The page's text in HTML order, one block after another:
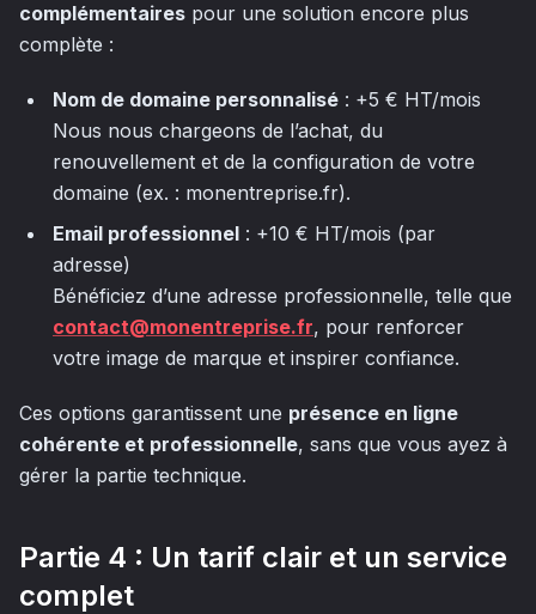
complémentaires pour une solution encore plus
complète :
Nom de domaine personnalisé : +5 € HT/mois
Nous nous chargeons de l’achat, du
renouvellement et de la configuration de votre
domaine (ex. : monentreprise.fr).
Email professionnel : +10 € HT/mois (par
adresse)
Bénéficiez d’une adresse professionnelle, telle que
contact@monentreprise.fr, pour renforcer
votre image de marque et inspirer confiance.
Ces options garantissent une présence en ligne
cohérente et professionnelle, sans que vous ayez à
gérer la partie technique.
Partie 4 : Un tarif clair et un service
complet